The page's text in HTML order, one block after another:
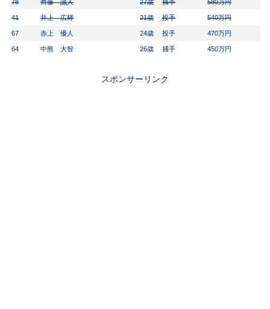
78 齊藤 誠人 27歳 捕手 580万円
41 井上 広輝 21歳 投手 540万円
67 赤上 優人 24歳 投手 470万円
64 中熊 大智 26歳 捕手 450万円
スポンサーリンク